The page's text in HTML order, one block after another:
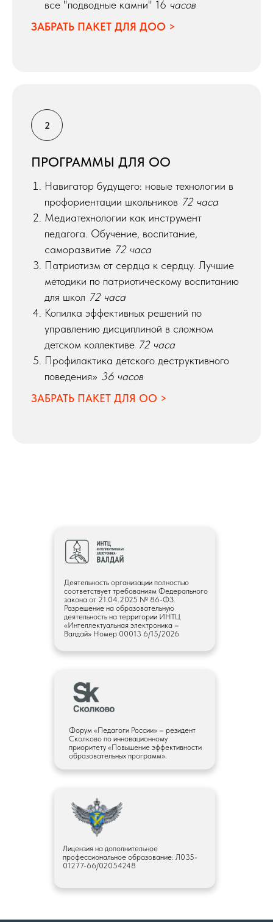
все "подводные камни" 16 часов
ЗАБРАТЬ ПАКЕТ ДЛЯ ДОО >
ПРОГРАММЫ ДЛЯ ОО
Навигатор будущего: новые технологии в
профориентации школьников 72 часа
Медиатехнологии как инструмент
педагога. Обучение, воспитание,
саморазвитие 72 часа
Патриотизм от сердца к сердцу. Лучшие
методики по патриотическому воспитанию
для школ 72 часа
Копилка эффективных решений по
управлению дисциплиной в сложном
детском коллективе 72 часа
Профилактика детского деструктивного
поведения» 36 часов
ЗАБРАТЬ ПАКЕТ ДЛЯ ОО >
Форум «Педагоги России» – резидент
Сколково по инновационному
приоритету «Повышение эффективности
образовательных программ».
Лицензия на дополнительное
профессиональное образование: Л035-
01277-66/02054248
Деятельность организации полностью
соответствует требованиям Федерального
закона от 21.04.2025 № 86-ФЗ.
Разрешение на образовательную
деятельность на территории ИНТЦ
«Интеллектуальная электроника –
Валдай» Номер 00013 6/15/2026
СОГЛАСИЯ
Согласие на обработку персональных данных
Лицензия
ПОЛИТИКА
Политика конфиденциальности
Политика обработки персональных данных